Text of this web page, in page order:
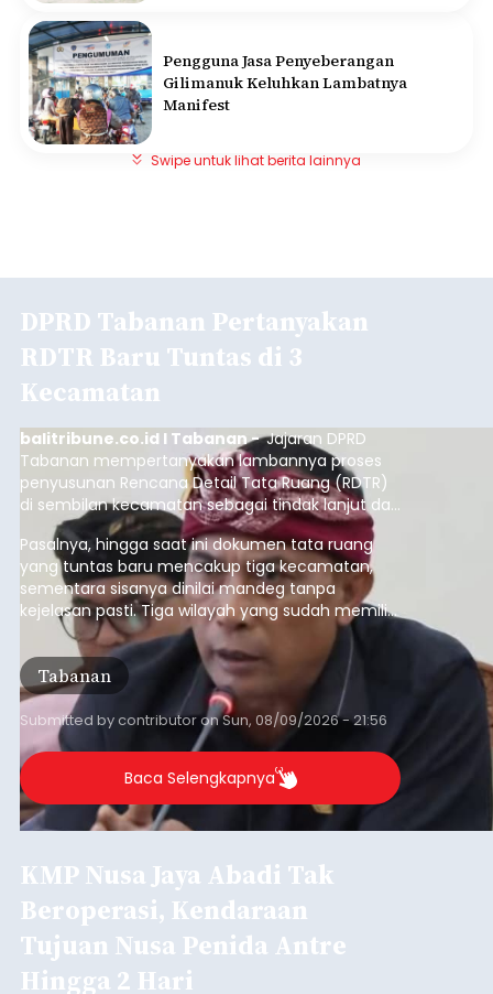
Pengguna Jasa Penyeberangan
Gilimanuk Keluhkan Lambatnya
Manifest
Swipe untuk lihat berita lainnya
DPRD Tabanan Pertanyakan
RDTR Baru Tuntas di 3
Kecamatan
balitribune.co.id I Tabanan -Jajaran DPRD
Tabanan mempertanyakan lambannya proses
penyusunan Rencana Detail Tata Ruang (RDTR)
di sembilan kecamatan sebagai tindak lanjut dari
pelaksanaan RTRW.
Pasalnya, hingga saat ini dokumen tata ruang
yang tuntas baru mencakup tiga kecamatan,
sementara sisanya dinilai mandeg tanpa
kejelasan pasti. Tiga wilayah yang sudah memiliki
RDTR tersebut meliputi Kecamatan Kediri,
Tabanan, dan Selemadeg Barat.
Tabanan
Submitted bycontributoronSun, 08/09/2026 - 21:56
Baca Selengkapnya
KMP Nusa Jaya Abadi Tak
Beroperasi, Kendaraan
Tujuan Nusa Penida Antre
Hingga 2 Hari